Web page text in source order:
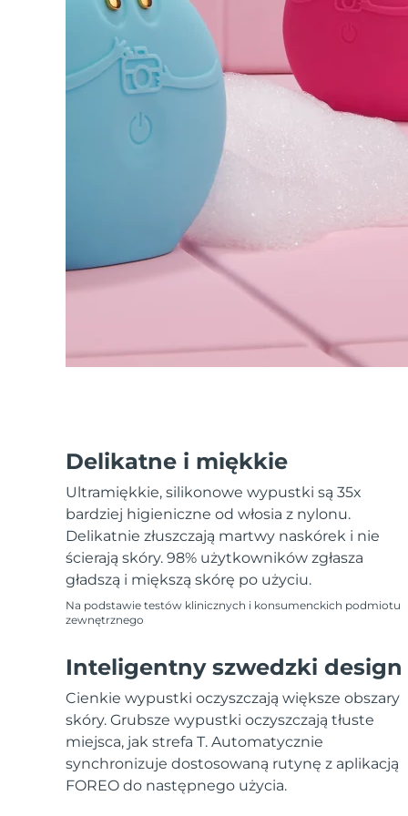
Delikatne i miękkie
Ultramiękkie, silikonowe wypustki są 35x
bardziej higieniczne od włosia z nylonu.
Delikatnie złuszczają martwy naskórek i nie
ścierają skóry. 98% użytkowników zgłasza
gładszą i miększą skórę po użyciu.
Na podstawie testów klinicznych i konsumenckich podmiotu
zewnętrznego
Inteligentny szwedzki design
Cienkie wypustki oczyszczają większe obszary
skóry. Grubsze wypustki oczyszczają tłuste
miejsca, jak strefa T. Automatycznie
synchronizuje dostosowaną rutynę z aplikacją
FOREO do następnego użycia.